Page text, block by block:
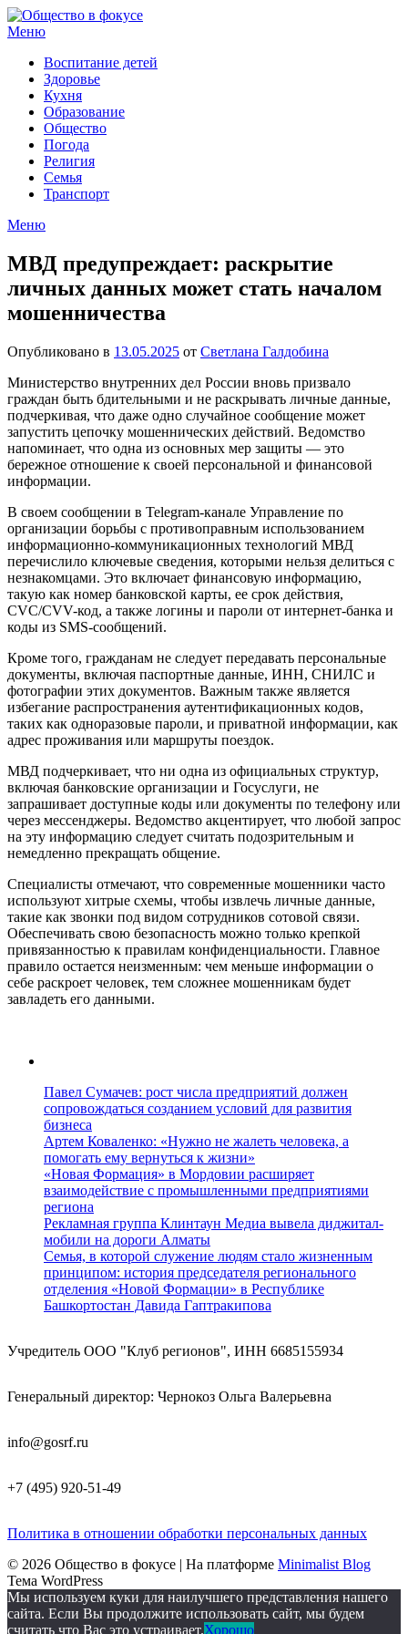
Перейти
к
Меню
Воспитание детей
Здоровье
Кухня
Образование
Общество
Погода
Религия
Семья
Транспорт
Меню
МВД предупреждает: раскрытие
личных данных может стать началом
мошенничества
Опубликовано в 13.05.2025 от Светлана Галдобина
Министерство внутренних дел России вновь призвало
граждан быть бдительными и не раскрывать личные данные,
подчеркивая, что даже одно случайное сообщение может
запустить цепочку мошеннических действий. Ведомство
напоминает, что одна из основных мер защиты — это
бережное отношение к своей персональной и финансовой
информации.
В своем сообщении в Telegram-канале Управление по
организации борьбы с противоправным использованием
информационно-коммуникационных технологий МВД
перечислило ключевые сведения, которыми нельзя делиться с
незнакомцами. Это включает финансовую информацию,
такую как номер банковской карты, ее срок действия,
CVC/CVV-код, а также логины и пароли от интернет-банка и
коды из SMS-сообщений.
Кроме того, гражданам не следует передавать персональные
документы, включая паспортные данные, ИНН, СНИЛС и
фотографии этих документов. Важным также является
избегание распространения аутентификационных кодов,
таких как одноразовые пароли, и приватной информации, как
адрес проживания или маршруты поездок.
МВД подчеркивает, что ни одна из официальных структур,
включая банковские организации и Госуслуги, не
запрашивает доступные коды или документы по телефону или
через мессенджеры. Ведомство акцентирует, что любой запрос
на эту информацию следует считать подозрительным и
немедленно прекращать общение.
Специалисты отмечают, что современные мошенники часто
используют хитрые схемы, чтобы извлечь личные данные,
такие как звонки под видом сотрудников сотовой связи.
Обеспечивать свою безопасность можно только крепкой
привязанностью к правилам конфиденциальности. Главное
правило остается неизменным: чем меньше информации о
себе раскроет человек, тем сложнее мошенникам будет
завладеть его данными.
Павел Сумачев: рост числа предприятий должен
сопровождаться созданием условий для развития
бизнеса
Артем Коваленко: «Нужно не жалеть человека, а
помогать ему вернуться к жизни»
«Новая Формация» в Мордовии расширяет
взаимодействие с промышленными предприятиями
региона
Рекламная группа Клинтаун Медиа вывела диджитал-
мобили на дороги Алматы
Семья, в которой служение людям стало жизненным
принципом: история председателя регионального
отделения «Новой Формации» в Республике
Башкортостан Давида Гаптракипова
Учредитель ООО "Клуб регионов", ИНН 6685155934
Генеральный директор: Чернокоз Ольга Валерьевна
info@gosrf.ru
+7 (495) 920-51-49
Политика в отношении обработки персональных данных
© 2026 Общество в фокусе | На платформе Minimalist Blog
Тема WordPress
Мы используем куки для наилучшего представления нашего
сайта. Если Вы продолжите использовать сайт, мы будем
считать что Вас это устраивает.Хорошо